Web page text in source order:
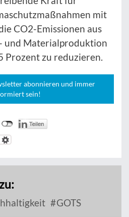
mit
CO2-Emissionen aus
und Materialproduktion
Prozent zu reduzieren.
abonnieren und immer
sein!
GOTS